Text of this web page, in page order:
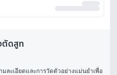
ตัดสูท
มละเอียดและการวัดตัวอย่างแม่นยำเพื่อ